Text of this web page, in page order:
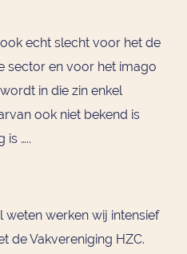
echt slecht voor het de
sector en voor het imago
in die zin enkel
ook niet bekend is
is …..
werken wij intensief
de Vakvereniging HZC.